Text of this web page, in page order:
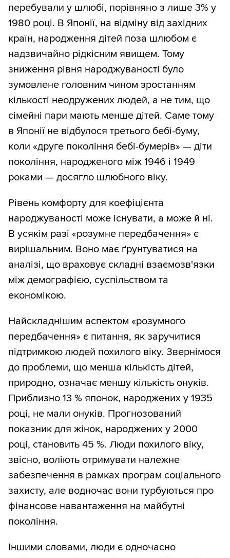
перебували у шлюбі, порівняно з лише 3% у
1980 році. В Японії, на відміну від західних
країн, народження дітей поза шлюбом є
надзвичайно рідкісним явищем. Тому
зниження рівня народжуваності було
зумовлене головним чином зростанням
кількості неодружених людей, а не тим, що
сімейні пари мають менше дітей. Саме тому
в Японії не відбулося третього бебі-буму,
коли «друге покоління бебі-бумерів» — діти
покоління, народженого між 1946 і 1949
роками — досягло шлюбного віку.
Рівень комфорту для коефіцієнта
народжуваності може існувати, а може й ні.
В усякім разі «розумне передбачення» є
вирішальним. Воно має ґрунтуватися на
аналізі, що враховує складні взаємозв'язки
між демографією, суспільством та
економікою.
Найскладнішим аспектом «розумного
передбачення» є питання, як заручитися
підтримкою людей похилого віку. Звернімося
до проблеми, що менша кількість дітей,
природно, означає меншу кількість онуків.
Приблизно 13 % японок, народжених у 1935
році, не мали онуків. Прогнозований
показник для жінок, народжених у 2000
році, становить 45 %. Люди похилого віку,
звісно, воліють отримувати належне
забезпечення в рамках програм соціального
захисту, але водночас вони турбуються про
фінансове навантаження на майбутні
покоління.
Іншими словами, люди є одночасно